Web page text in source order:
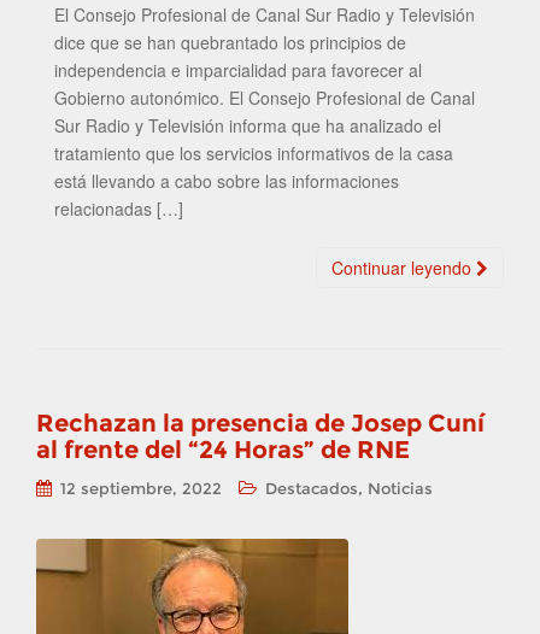
El Consejo Profesional de Canal Sur Radio y Televisión
dice que se han quebrantado los principios de
independencia e imparcialidad para favorecer al
Gobierno autonómico. El Consejo Profesional de Canal
Sur Radio y Televisión informa que ha analizado el
tratamiento que los servicios informativos de la casa
está llevando a cabo sobre las informaciones
relacionadas […]
Continuar leyendo
Rechazan la presencia de Josep Cuní
al frente del “24 Horas” de RNE
12 septiembre, 2022 Destacados, Noticias